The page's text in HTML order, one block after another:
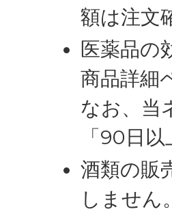
額は注文
医薬品の
商品詳細
なお、当
「90日
酒類の販
しません